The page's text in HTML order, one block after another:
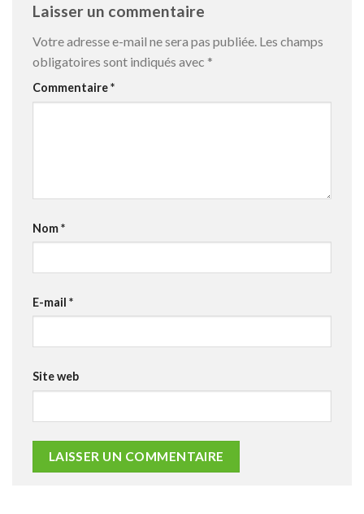
Laisser un commentaire
Votre adresse e-mail ne sera pas publiée. Les champs
obligatoires sont indiqués avec *
Commentaire*
Nom*
E-mail *
Site web